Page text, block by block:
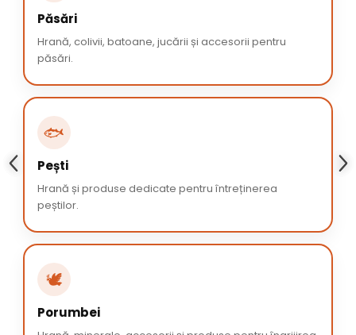
Păsări
Hrană, colivii, batoane, jucării și accesorii pentru
păsări.
🐟
Pești
Hrană și produse dedicate pentru întreținerea
peștilor.
🕊️
Porumbei